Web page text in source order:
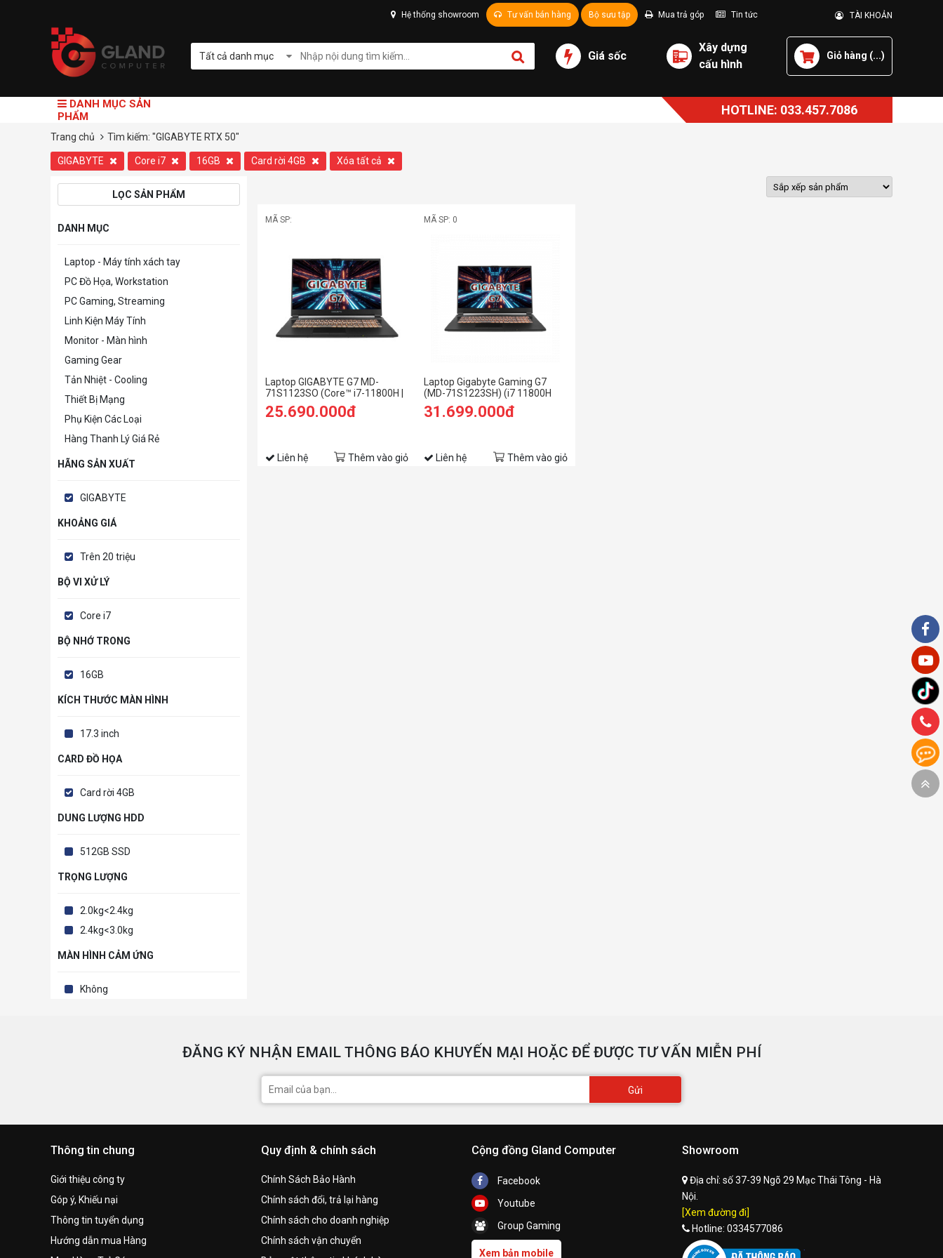
Hệ thống showroom Tư vấn bán hàng Bộ sưu tập Mua trả góp Tin tức TÀI KHOẢN
Tất cả danh mục Giá sốc
Xây dựng
cấu hình
Giỏ hàng (...)
DANH MỤC SẢN
PHẨM
HOTLINE: 033.457.7086
Trang chủ Tìm kiếm: "GIGABYTE RTX 50"
GIGABYTE Core i7 16GB Card rời 4GB Xóa tất cả
LỌC SẢN PHẨM
DANH MỤC
Laptop - Máy tính xách tay
PC Đồ Họa, Workstation
PC Gaming, Streaming
Linh Kiện Máy Tính
Monitor - Màn hình
Gaming Gear
Tản Nhiệt - Cooling
Thiết Bị Mạng
Phụ Kiện Các Loại
Hàng Thanh Lý Giá Rẻ
HÃNG SẢN XUẤT
GIGABYTE
KHOẢNG GIÁ
Trên 20 triệu
BỘ VI XỬ LÝ
Core i7
BỘ NHỚ TRONG
16GB
KÍCH THƯỚC MÀN HÌNH
17.3 inch
CARD ĐỒ HỌA
Card rời 4GB
DUNG LƯỢNG HDD
512GB SSD
TRỌNG LƯỢNG
2.0kg<2.4kg
2.4kg<3.0kg
MÀN HÌNH CẢM ỨNG
Không
MÃ SP:
Laptop GIGABYTE G7 MD-
71S1123SO (Core™ i7-11800H |
16GB | 512GB | RTX 3050Ti 4GB |
17.3 inch FHD | Win 11 | Đen)
25.690.000đ
Liên hệ Thêm vào giỏ
MÃ SP: 0
Laptop Gigabyte Gaming G7
(MD-71S1223SH) (i7 11800H
/16GB Ram/512GB
SSD/RTX3050Ti 4G/17.3 inch
31.699.000đ
Liên hệ Thêm vào giỏ
ĐĂNG KÝ NHẬN EMAIL THÔNG BÁO KHUYẾN MẠI HOẶC ĐỂ ĐƯỢC TƯ VẤN MIỄN PHÍ
Gửi
Thông tin chung
Giới thiệu công ty
Góp ý, Khiếu nại
Thông tin tuyển dụng
Hướng dẫn mua Hàng
Quy định & chính sách
Chính Sách Bảo Hành
Chính sách đổi, trả lại hàng
Chính sách cho doanh nghiệp
Chính sách vận chuyển
Cộng đồng Gland Computer
Facebook
Youtube
Group Gaming
Xem bản mobile
Showroom
Địa chỉ: số 37-39 Ngõ 29 Mạc Thái Tông - Hà
Nội.
[Xem đường đi]
Hotline: 0334577086